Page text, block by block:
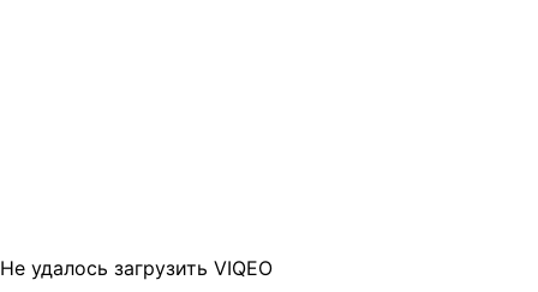
Не удалось загрузить VIQEO